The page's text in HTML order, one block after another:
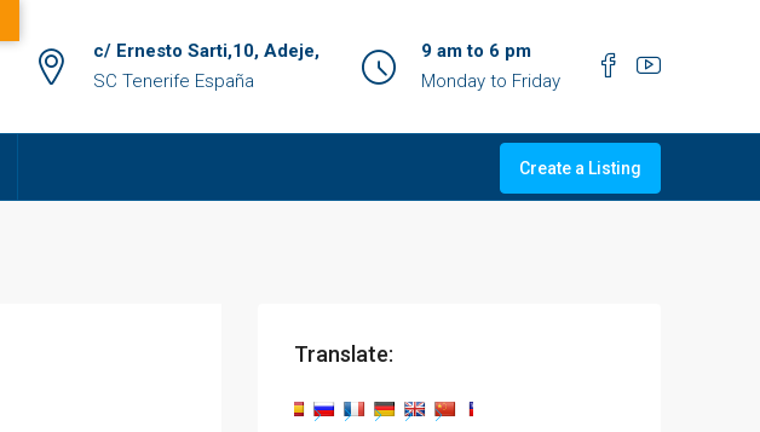
c/ Ernesto Sarti,10, Adeje,
SC Tenerife España
9 am to 6 pm
Monday to Friday
Create a Listing
Translate: